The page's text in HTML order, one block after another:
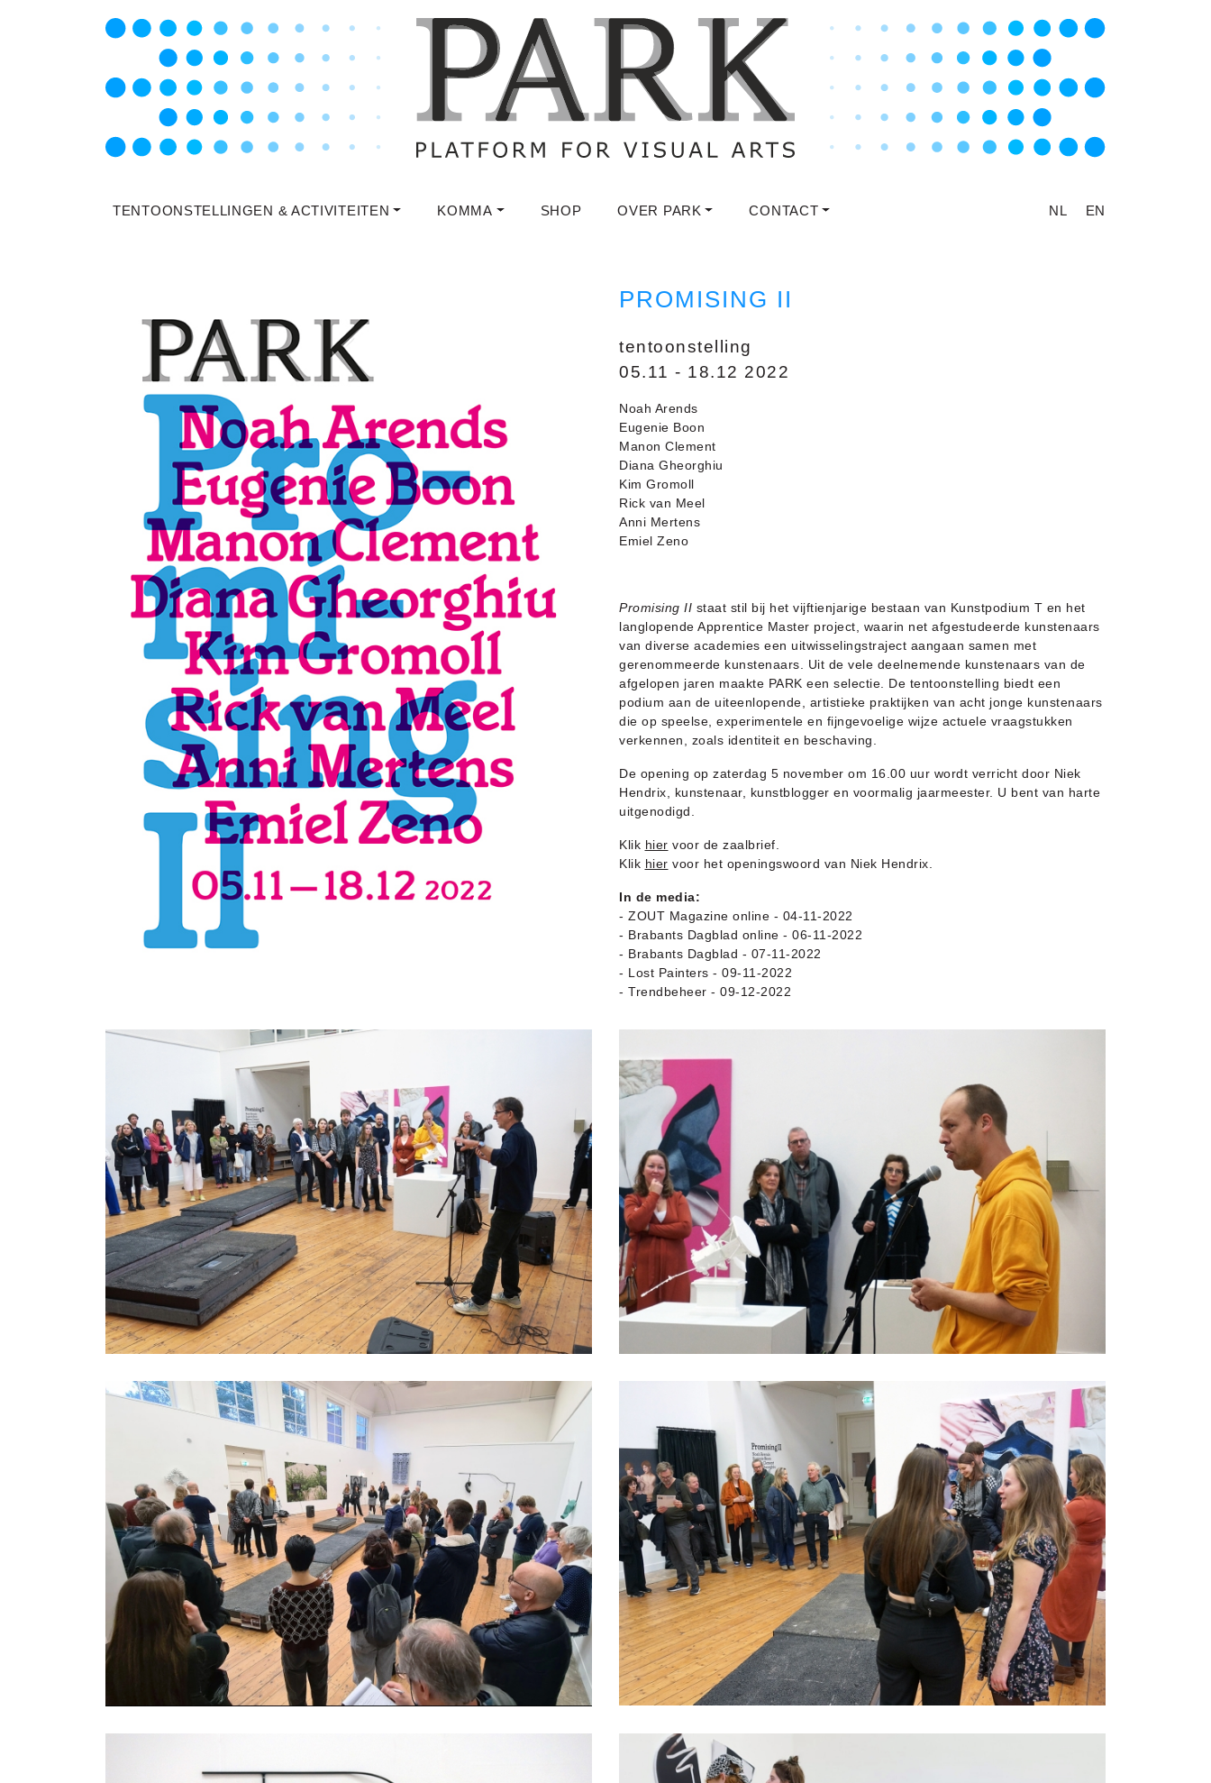
TENTOONSTELLINGEN & ACTIVITEITEN KOMMA SHOP OVER PARK CONTACT NL EN
PROMISING II
tentoonstelling
05.11 - 18.12 2022
Noah Arends
Eugenie Boon
Manon Clement
Diana Gheorghiu
Kim Gromoll
Rick van Meel
Anni Mertens
Emiel Zeno
Promising II staat stil bij het vijftienjarige bestaan van Kunstpodium T en het
langlopende Apprentice Master project, waarin net afgestudeerde kunstenaars
van diverse academies een uitwisselingstraject aangaan samen met
gerenommeerde kunstenaars. Uit de vele deelnemende kunstenaars van de
afgelopen jaren maakte PARK een selectie. De tentoonstelling biedt een
podium aan de uiteenlopende, artistieke praktijken van acht jonge kunstenaars
die op speelse, experimentele en fijngevoelige wijze actuele vraagstukken
verkennen, zoals identiteit en beschaving.
De opening op zaterdag 5 november om 16.00 uur wordt verricht door Niek
Hendrix, kunstenaar, kunstblogger en voormalig jaarmeester. U bent van harte
uitgenodigd.
Klik hier voor de zaalbrief.
Klik hier voor het openingswoord van Niek Hendrix.
In de media:
- ZOUT Magazine online - 04-11-2022
- Brabants Dagblad online - 06-11-2022
- Brabants Dagblad - 07-11-2022
- Lost Painters - 09-11-2022
- Trendbeheer - 09-12-2022